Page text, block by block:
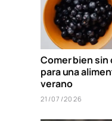
Comer bien sin
para una
verano
21/07/2026